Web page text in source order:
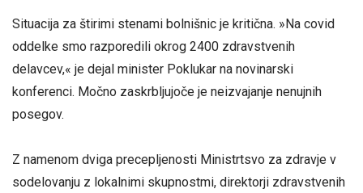
Situacija za štirimi stenami bolnišnic je kritična. »Na covid
oddelke smo razporedili okrog 2400 zdravstvenih
delavcev,« je dejal minister Poklukar na novinarski
konferenci. Močno zaskrbljujoče je neizvajanje nenujnih
posegov.
Z namenom dviga precepljenosti Ministrtsvo za zdravje v
sodelovanju z lokalnimi skupnostmi, direktorji zdravstvenih